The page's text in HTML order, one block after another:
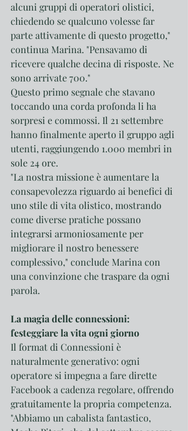
alcuni gruppi di operatori olistici,
chiedendo se qualcuno volesse far
parte attivamente di questo progetto,"
continua Marina. "Pensavamo di
ricevere qualche decina di risposte. Ne
sono arrivate 700."
Questo primo segnale che stavano
toccando una corda profonda li ha
sorpresi e commossi. Il 21 settembre
hanno finalmente aperto il gruppo agli
utenti, raggiungendo 1.000 membri in
sole 24 ore.
"La nostra missione è aumentare la
consapevolezza riguardo ai benefici di
uno stile di vita olistico, mostrando
come diverse pratiche possano
integrarsi armoniosamente per
migliorare il nostro benessere
complessivo," conclude Marina con
una convinzione che traspare da ogni
parola.
La magia delle connessioni:
festeggiare la vita ogni giorno
Il format di Connessioni è
naturalmente generativo: ogni
operatore si impegna a fare dirette
Facebook a cadenza regolare, offrendo
gratuitamente la propria competenza.
"Abbiamo un cabalista fantastico,